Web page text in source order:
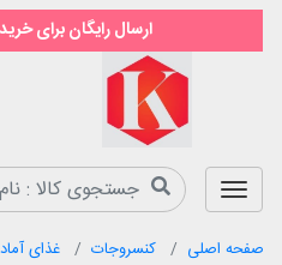
ارسال رایگان برای خریدهای
صفحه اصلی کنسروجات غذای